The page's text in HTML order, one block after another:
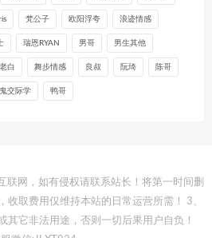
梵公子 欧阳浮夸 浪迹情感
瑞恩RYAN 男哥 男生其他
老白 舞步情感 良叔 阮琦 陈哥
交际学 鸭哥
联网，如有侵权请联系站长！将第一时间删
收取费用仅维持本站的日常运营所需！ 3、
其它非法用途，否则一切后果用户自负！